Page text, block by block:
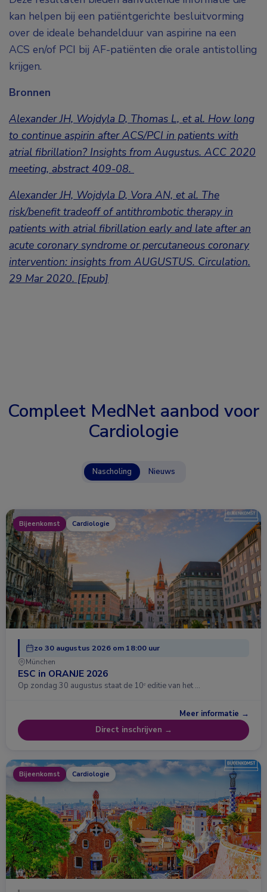
kan helpen bij een patiëntgerichte besluitvorming
over de ideale behandelduur van aspirine na een
ACS en/of PCI bij AF-patiënten die orale antistolling
krijgen.
Bronnen
Alexander JH, Wojdyla D, Thomas L, et al. How long
to continue aspirin after ACS/PCI in patients with
atrial fibrillation? Insights from Augustus. ACC 2020
meeting, abstract 409-08.
Alexander JH, Wojdyla D, Vora AN, et al. The
risk/benefit tradeoff of antithrombotic therapy in
patients with atrial fibrillation early and late after an
acute coronary syndrome or percutaneous coronary
intervention: insights from AUGUSTUS. Circulation.
29 Mar 2020. [Epub]
Compleet MedNet aanbod voor
Cardiologie
Nascholing Nieuws
Bijeenkomst Cardiologie
zo 30 augustus 2026 om 18:00 uur
München
ESC in ORANJE 2026
Op zondag 30 augustus staat de 10ᵉ editie van het …
Meer informatie →
Direct inschrijven →
Bijeenkomst Cardiologie